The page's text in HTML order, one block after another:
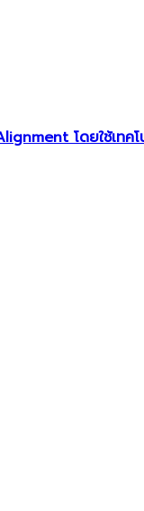
โดยใช้เท